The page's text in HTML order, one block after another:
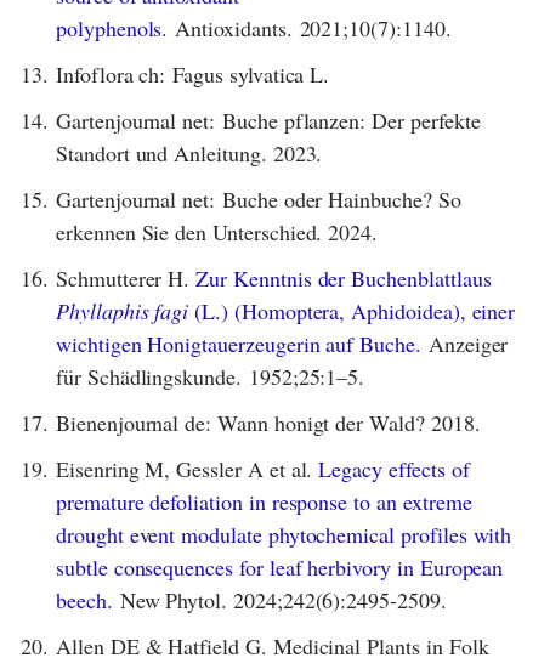
polyphenols. Antioxidants. 2021;10(7):1140.
13. Infoflora ch: Fagus sylvatica L.
14. Gartenjournal net: Buche pflanzen: Der perfekte
Standort und Anleitung. 2023.
15. Gartenjournal net: Buche oder Hainbuche? So
erkennen Sie den Unterschied. 2024.
16. Schmutterer H.Zur Kenntnis der Buchenblattlaus
Phyllaphis fagi (L.) (Homoptera, Aphidoidea), einer
wichtigen Honigtauerzeugerin auf Buche. Anzeiger
für Schädlingskunde. 1952;25:1–5.
17. Bienenjournal de: Wann honigt der Wald? 2018.
19. Eisenring M, Gessler A et al.Legacy effects of
premature defoliation in response to an extreme
drought event modulate phytochemical profiles with
subtle consequences for leaf herbivory in European
beech. New Phytol. 2024;242(6):2495-2509.
20. Allen DE & Hatfield G. Medicinal Plants in Folk